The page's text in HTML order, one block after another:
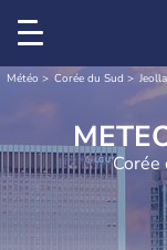
Météo Corée du Sud
Corée